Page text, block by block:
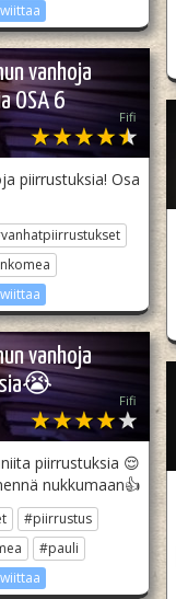
vanhoja
OSA 6
Fifi
piirrustuksia! Osa
vanhoja
Fifi
piirrustuksia 😌
nukkumaan👍
#piirrustus
#pauli